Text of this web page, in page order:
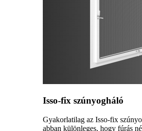
Isso-fix szúnyogháló
Gyakorlatilag az Isso-fix
abban különleges, hogy fúrás